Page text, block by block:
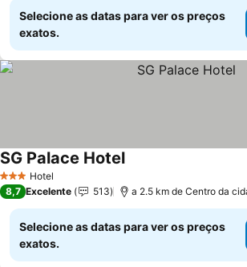
Selecione as datas para ver os preços
exatos.
3 EstrelasHotel
SG Palace HotelVer preços
8,7 Excelente 513 a 2.5 km de Centro da
Selecione as datas para ver os preços
exatos.